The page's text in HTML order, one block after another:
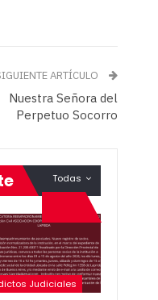
ARTÍCULO
Nuestra Señora del
Perpetuo Socorro
Todas
Judiciales